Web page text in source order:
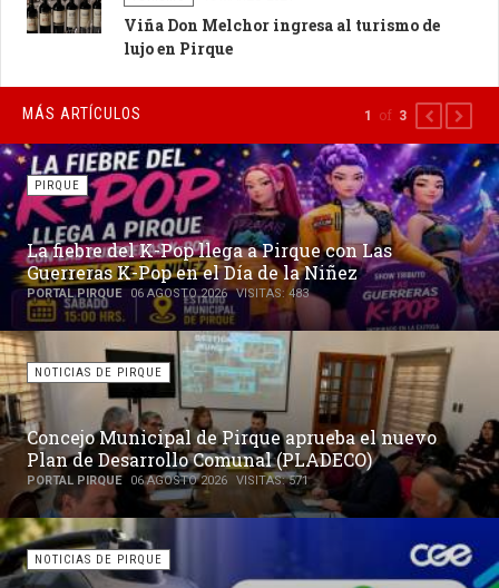
Viña Don Melchor ingresa al turismo de
lujo en Pirque
MÁS ARTÍCULOS
PIRQUE
La fiebre del K-Pop llega a Pirque con Las
Guerreras K-Pop en el Día de la Niñez
PORTAL PIRQUE 06 AGOSTO 2026 VISITAS: 483
NOTICIAS DE PIRQUE
Concejo Municipal de Pirque aprueba el nuevo
Plan de Desarrollo Comunal (PLADECO)
PORTAL PIRQUE 06 AGOSTO 2026 VISITAS: 571
NOTICIAS DE PIRQUE
1 of 3 PREVIOUS
NEXT